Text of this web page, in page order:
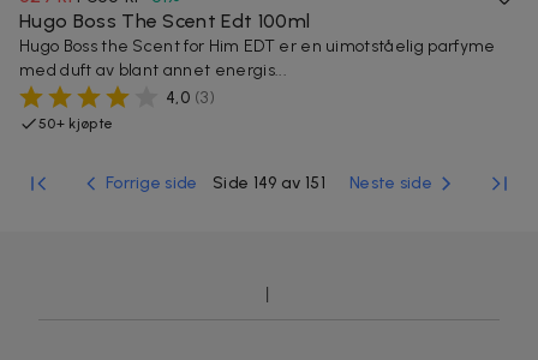
Hugo Boss The Scent Edt 100ml
Hugo Boss the Scent for Him EDT er en uimotståelig parfyme
med duft av blant annet energis...
4,0 (3)
50+ kjøpte
Forrige side Side 149 av 151 Neste side